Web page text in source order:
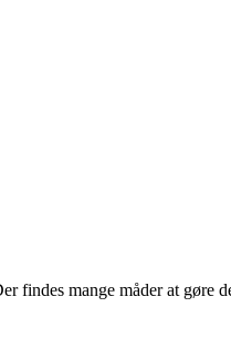
mange måder at gøre